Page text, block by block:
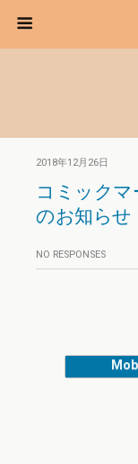
2018年12月26日
コミックマ
のお知らせ
NO RESPONSES